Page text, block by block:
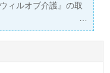
ィルオブ介護』の取
♪
トいたします。